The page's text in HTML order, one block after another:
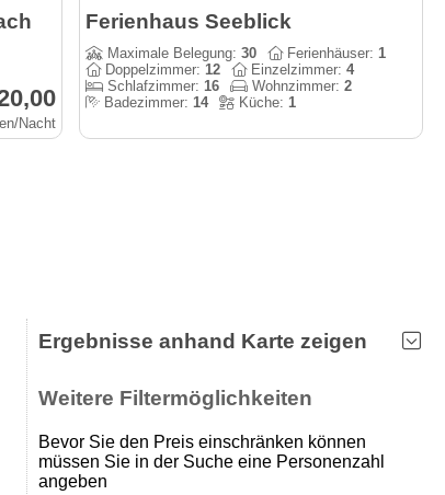
Nacht
Ferienhaus Seeblick
Maximale Belegung: 30 Ferienhäuser: 1
Doppelzimmer: 12 Einzelzimmer: 4
Schlafzimmer: 16 Wohnzimmer: 2
Badezimmer: 14 Küche: 1
Ergebnisse anhand Karte zeigen
Weitere Filtermöglichkeiten
Bevor Sie den Preis einschränken können
müssen Sie in der Suche eine Personenzahl
angeben